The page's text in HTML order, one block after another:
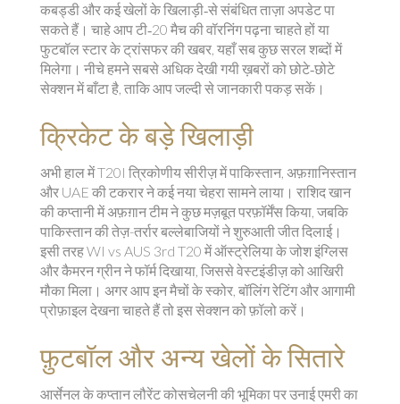
कबड्डी और कई खेलों के खिलाड़ी‑से संबंधित ताज़ा अपडेट पा
सकते हैं। चाहे आप टी‑20 मैच की वॉरनिंग पढ़ना चाहते हों या
फुटबॉल स्टार के ट्रांसफर की खबर, यहाँ सब कुछ सरल शब्दों में
मिलेगा। नीचे हमने सबसे अधिक देखी गयी ख़बरों को छोटे‑छोटे
सेक्शन में बाँटा है, ताकि आप जल्दी से जानकारी पकड़ सकें।
क्रिकेट के बड़े खिलाड़ी
अभी हाल में T20I त्रिकोणीय सीरीज़ में पाकिस्तान, अफ़ग़ानिस्तान
और UAE की टकरार ने कई नया चेहरा सामने लाया। राशिद खान
की कप्तानी में अफ़ग़ान टीम ने कुछ मज़बूत परफ़ॉर्मेंस किया, जबकि
पाकिस्तान की तेज़-तर्रार बल्लेबाजियों ने शुरुआती जीत दिलाई।
इसी तरह WI vs AUS 3rd T20 में ऑस्ट्रेलिया के जोश इंग्लिस
और कैमरन ग्रीन ने फॉर्म दिखाया, जिससे वेस्टइंडीज़ को आखिरी
मौका मिला। अगर आप इन मैचों के स्कोर, बॉलिंग रेटिंग और आगामी
प्रोफ़ाइल देखना चाहते हैं तो इस सेक्शन को फ़ॉलो करें।
फ़ुटबॉल और अन्य खेलों के सितारे
आर्सेनल के कप्तान लौरेंट कोसचेलनी की भूमिका पर उनाई एमरी का